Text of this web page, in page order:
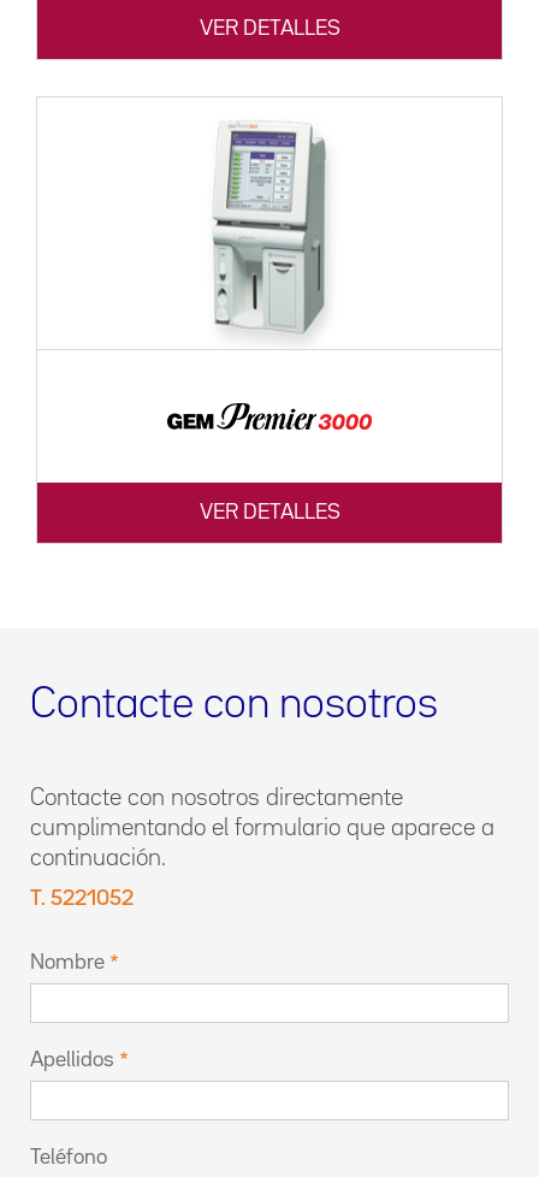
VER DETALLES
VER DETALLES
Contacte con nosotros
Contacte con nosotros directamente
cumplimentando el formulario que aparece a
continuación.
T. 5221052
Nombre
Apellidos
Teléfono